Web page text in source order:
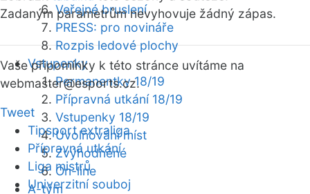
Veřejné bruslení
PRESS: pro novináře
Rozpis ledové plochy
Vstupenky
Permanentky 18/19
Přípravná utkání 18/19
Vstupenky 18/19
Uvolňování míst
Zvýhodněné
On-line
A-tým
Zadaným parametrům nevyhovuje žádný zápas.
Vaše připomínky k této stránce uvítáme na
webmaster@esports.cz.
Tweet
Tipsport extraliga
Přípravná utkání
Liga mistrů
Univerzitní souboj